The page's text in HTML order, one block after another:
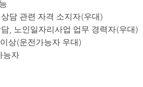
담 관련 자격 소지자(우대 )
, 노인일자리사업 업무 경력자(우대 )
상(운전가능자 우대 )
능자